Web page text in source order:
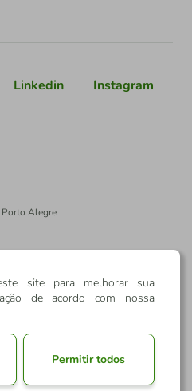
Linkedin Instagram
Alegre
site para melhorar sua
de acordo com nossa
Permitir todos